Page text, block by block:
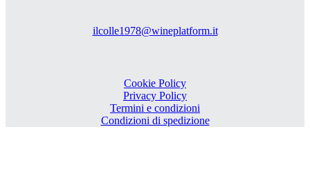
ilcolle1978@wineplatform.it
Cookie Policy
Privacy Policy
Termini e condizioni
Condizioni di spedizione